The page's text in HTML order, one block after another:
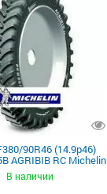
90R46 (14.9р46)
AGRIBIB RC Michelin
В наличии